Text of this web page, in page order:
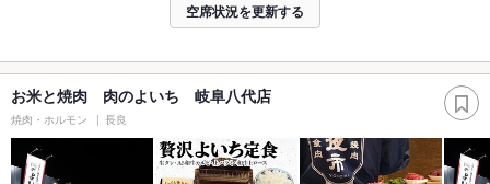
空席状況を更新する
お米と焼肉 肉のよいち 岐阜八代店
焼肉・ホルモン 長良